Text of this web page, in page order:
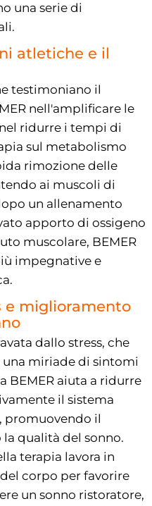
una serie di
atletiche e il
testimoniano il
nell'amplificare le
ridurre i tempi di
sul metabolismo
rimozione delle
ai muscoli di
un allenamento
apporto di ossigeno
muscolare, BEMER
impegnative e
e miglioramento
dallo stress, che
miriade di sintomi
BEMER aiuta a ridurre
il sistema
promuovendo il
qualità del sonno.
terapia lavora in
corpo per favorire
un sonno ristoratore,